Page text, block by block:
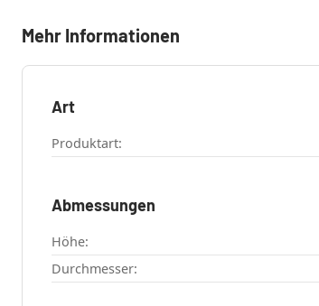
Mehr Informationen
Art
Produktart:
Abmessungen
Höhe:
Durchmesser: